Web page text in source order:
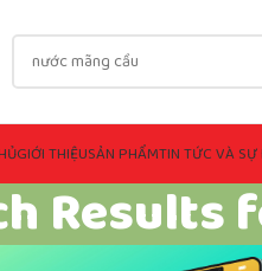
GIỚI THIỆUSẢN PHẨMTIN TỨC VÀ SỰ
Results